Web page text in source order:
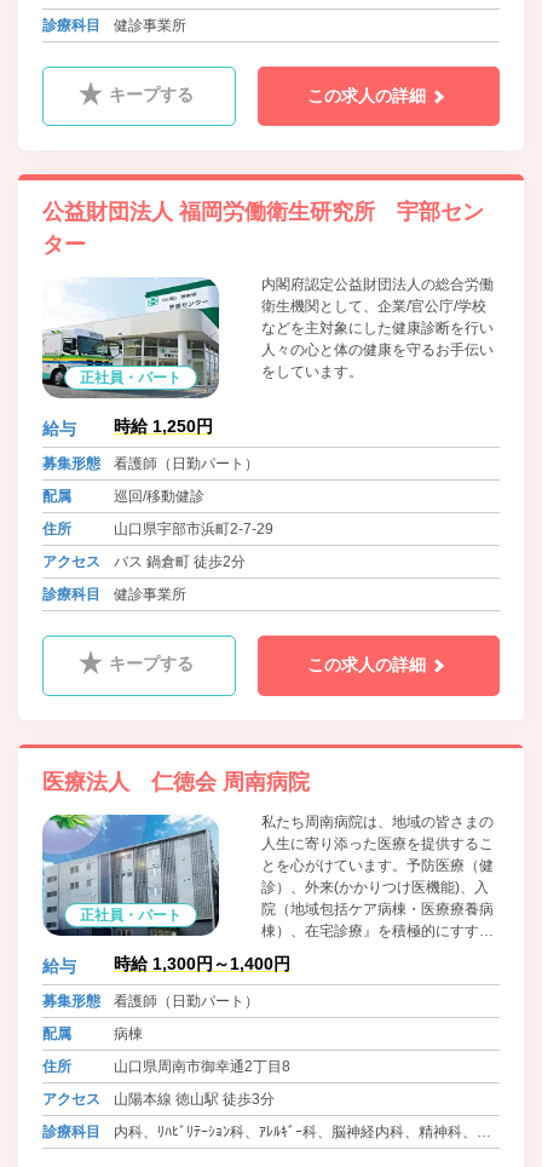
診療科目
健診事業所
キープする この求人の詳細
公益財団法人 福岡労働衛生研究所 宇部セン
ター
正社員・パート
内閣府認定公益財団法人の総合労働
衛生機関として、企業/官公庁/学校
などを主対象にした健康診断を行い
人々の心と体の健康を守るお手伝い
をしています。
給与 時給 1,250円
募集形態
看護師（日勤パート）
配属
巡回/移動健診
住所
山口県宇部市浜町2-7-29
アクセス
バス 鍋倉町 徒歩2分
診療科目
健診事業所
キープする この求人の詳細
医療法人 仁徳会 周南病院
正社員・パート
私たち周南病院は、地域の皆さまの
人生に寄り添った医療を提供するこ
とを心がけています。予防医療（健
診）、外来(かかりつけ医機能)、入
院（地域包括ケア病棟・医療療養病
棟）、在宅診療』を積極的にすす
め、「予防～人生の最終段階」まで
一貫した包括的医療を実施し、地域
います。
給与 時給 1,300円～1,400円
募集形態
看護師（日勤パート）
配属
病棟
住所
山口県周南市御幸通2丁目8
アクセス
山陽本線 徳山駅 徒歩3分
診療科目
内科、ﾘﾊﾋﾞﾘﾃｰｼｮﾝ科、ｱﾚﾙｷﾞｰ科、脳神経内科、精神科、麻